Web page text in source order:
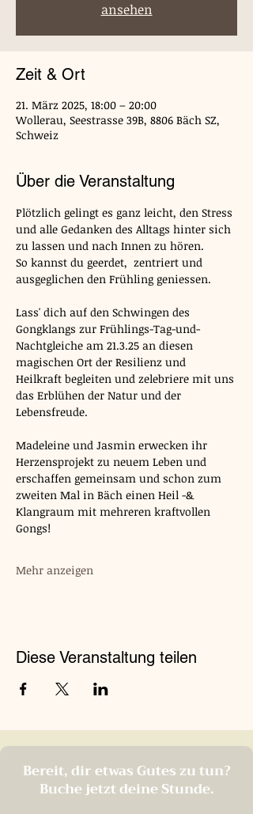
ansehen
Zeit & Ort
21. März 2025, 18:00 – 20:00
Wollerau, Seestrasse 39B, 8806 Bäch SZ,
Schweiz
Über die Veranstaltung
Plötzlich gelingt es ganz leicht, den Stress
und alle Gedanken des Alltags hinter sich
zu lassen und nach Innen zu hören.
So kannst du geerdet,  zentriert und
ausgeglichen den Frühling geniessen.
Lass' dich auf den Schwingen des
Gongklangs zur Frühlings-Tag-und-
Nachtgleiche am 21.3.25 an diesen
magischen Ort der Resilienz und
Heilkraft begleiten und zelebriere mit uns
das Erblühen der Natur und der
Lebensfreude.
Madeleine und Jasmin erwecken ihr
Herzensprojekt zu neuem Leben und
erschaffen gemeinsam und schon zum
zweiten Mal in Bäch einen Heil -&
Klangraum mit mehreren kraftvollen
Gongs!
Mehr anzeigen
Diese Veranstaltung teilen
Bereit, dir etwas Gutes zu tun?
Buche jetzt deine Stunde.